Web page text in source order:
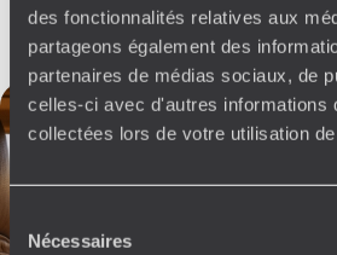
des fonctionnalités relatives aux
partageons également des
partenaires de médias sociaux, de
celles-ci avec d'autres informations
collectées lors de votre utilisation
du Nécessaires